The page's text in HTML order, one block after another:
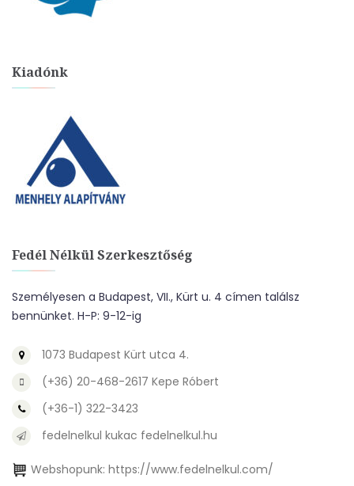
Kiadónk
Fedél Nélkül Szerkesztőség
Személyesen a Budapest, VII., Kürt u. 4 címen találsz
bennünket. H-P: 9-12-ig
1073 Budapest Kürt utca 4.
(+36) 20-468-2617 Kepe Róbert
(+36-1) 322-3423
fedelnelkul kukac fedelnelkul.hu
Webshopunk: https://www.fedelnelkul.com/